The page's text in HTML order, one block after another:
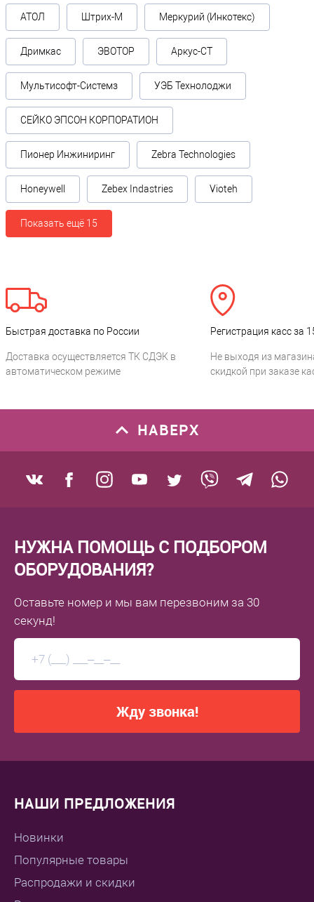
АТОЛ Штрих-М Меркурий (Инкотекс)
Дримкас ЭВОТОР Аркус-СТ
Мультисофт-Системз УЭБ Технолоджи
СЕЙКО ЭПСОН КОРПОРАТИОН
Пионер Инжиниринг Zebra Technologies
Honeywell Zebex Indastries Vioteh
Показать ещё 15
Быстрая доставка по России
Доставка осуществляется ТК СДЭК в
автоматическом режиме
Регистрация касс за
Не выходя из
скидкой при заказе
НАВЕРХ
НУЖНА ПОМОЩЬ С ПОДБОРОМ
ОБОРУДОВАНИЯ?
Оставьте номер и мы вам перезвоним за 30
секунд!
Жду звонка!
НАШИ ПРЕДЛОЖЕНИЯ
Новинки
Популярные товары
Распродажи и скидки